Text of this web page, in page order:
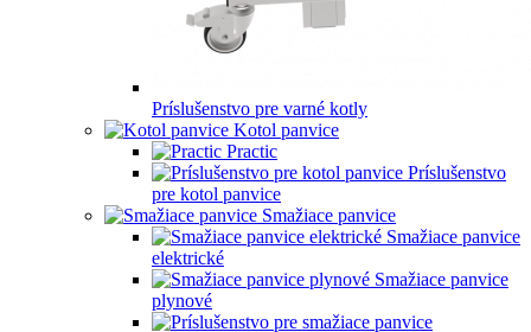
Príslušenstvo pre varné kotly
Kotol panvice
Practic
Príslušenstvo
pre kotol panvice
Smažiace panvice
Smažiace panvice
elektrické
Smažiace panvice
plynové